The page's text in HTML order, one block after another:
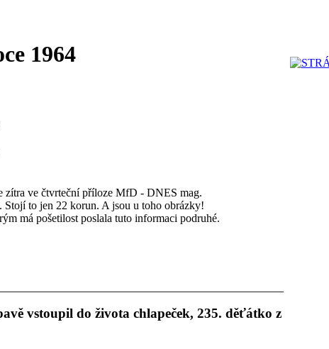
1964
zítra ve čtvrteční příloze MfD - DNES mag.
to jen 22 korun. A jsou u toho obrázky!
má pošetilost poslala tuto informaci podruhé.
vstoupil do života chlapeček, 235. děťátko z